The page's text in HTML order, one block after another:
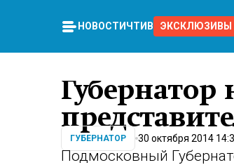
НОВОСТИ ЧТИВО ЭКСКЛЮЗИВЫ
ГУБЕРНАТОР 30 октября 2014
Подмосковный